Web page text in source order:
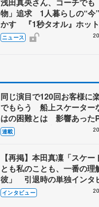
物」追求 1人暮らしの“今
かす 『1秒タオル』ホッ
のブランドアンバサダー就
ニュース
同じ演目で120回お客様に
でもらう 船上スケーター
はの困難とは 影響あった
キャプテン松永さんの存在
連載
【再掲】本田真凜「スケー
とも私のことも、一番の理
彼」 引退時の単独インタ
で語った競技人生や家族、
これからの夢…
インタビュー